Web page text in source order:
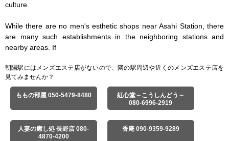
culture.
While there are no men's esthetic shops near Asahi Station, there
are many such establishments in the neighboring stations and
nearby areas. If
朝陽駅にはメンズエステ店がないので、隣の駅周辺や近くのメンズエステ店を
見てみませんか？
ももの部屋 050-5479-8480
紅心堂～こうしんどう～
080-6996-2919
人妻の癒し処 長野店 080-
4870-4200
香庵 090-9359-9289